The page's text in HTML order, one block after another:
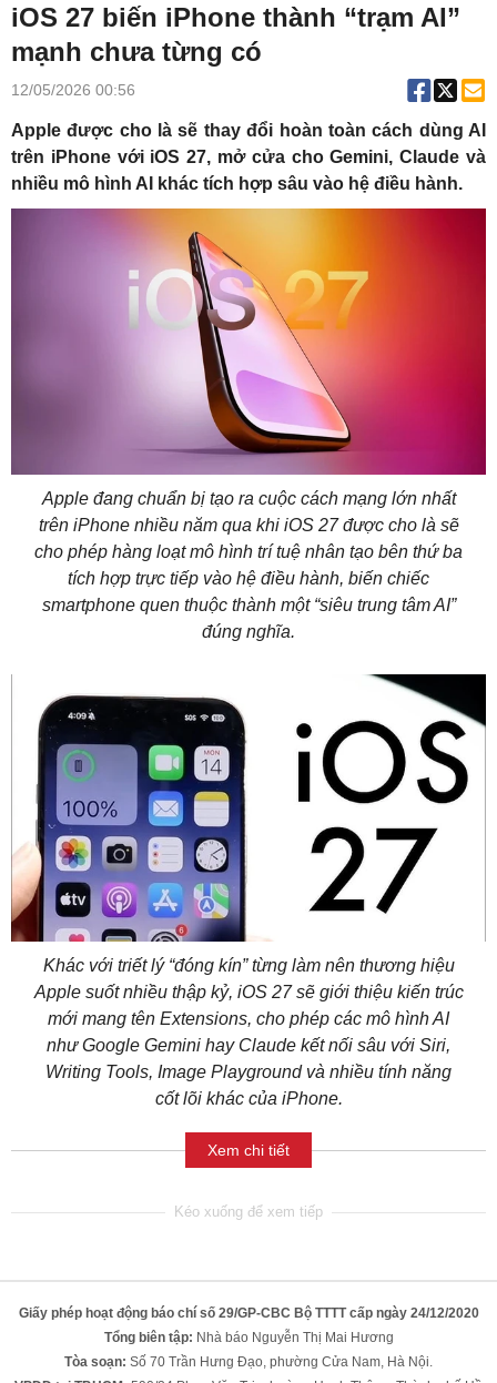
iOS 27 biến iPhone thành “trạm AI”
mạnh chưa từng có
12/05/2026 00:56
Apple được cho là sẽ thay đổi hoàn toàn cách dùng AI
trên iPhone với iOS 27, mở cửa cho Gemini, Claude và
nhiều mô hình AI khác tích hợp sâu vào hệ điều hành.
Apple đang chuẩn bị tạo ra cuộc cách mạng lớn nhất
trên iPhone nhiều năm qua khi iOS 27 được cho là sẽ
cho phép hàng loạt mô hình trí tuệ nhân tạo bên thứ ba
tích hợp trực tiếp vào hệ điều hành, biến chiếc
smartphone quen thuộc thành một “siêu trung tâm AI”
đúng nghĩa.
Khác với triết lý “đóng kín” từng làm nên thương hiệu
Apple suốt nhiều thập kỷ, iOS 27 sẽ giới thiệu kiến trúc
mới mang tên Extensions, cho phép các mô hình AI
như Google Gemini hay Claude kết nối sâu với Siri,
Writing Tools, Image Playground và nhiều tính năng
cốt lõi khác của iPhone.
Xem chi tiết
Giấy phép hoạt động báo chí số 29/GP-CBC Bộ TTTT cấp ngày 24/12/2020
Tổng biên tập: Nhà báo Nguyễn Thị Mai Hương
Tòa soạn: Số 70 Trần Hưng Đạo, phường Cửa Nam, Hà Nội.